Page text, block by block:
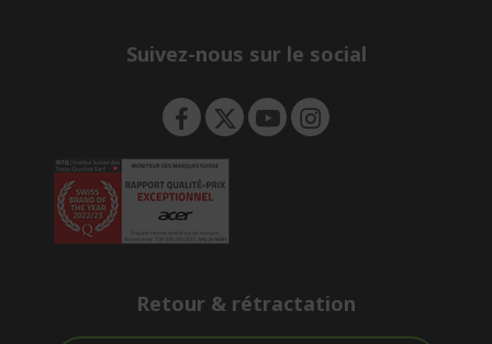
Suivez-nous sur le social
Retour & rétractation